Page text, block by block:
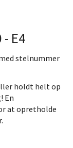
E4
stelnummer
holdt helt op
En
at opretholde